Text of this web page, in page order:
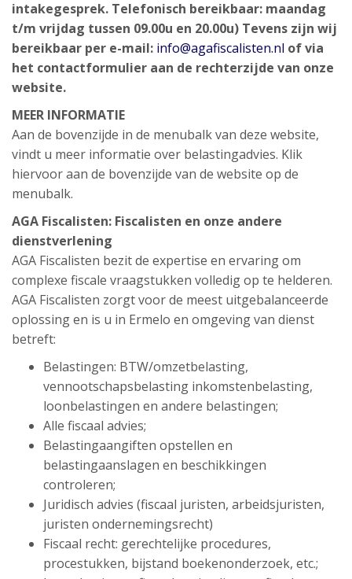
intakegesprek. Telefonisch bereikbaar: maandag
t/m vrijdag tussen 09.00u en 20.00u) Tevens zijn wij
bereikbaar per e-mail: info@agafiscalisten.nl of via
het contactformulier aan de rechterzijde van onze
website.
MEER INFORMATIE
Aan de bovenzijde in de menubalk van deze website,
vindt u meer informatie over belastingadvies. Klik
hiervoor aan de bovenzijde van de website op de
menubalk.
AGA Fiscalisten: Fiscalisten en onze andere
dienstverlening
AGA Fiscalisten bezit de expertise en ervaring om
complexe fiscale vraagstukken volledig op te helderen.
AGA Fiscalisten zorgt voor de meest uitgebalanceerde
oplossing en is u in Ermelo en omgeving van dienst
betreft:
Belastingen: BTW/omzetbelasting,
vennootschapsbelasting inkomstenbelasting,
loonbelastingen en andere belastingen;
Alle fiscaal advies;
Belastingaangiften opstellen en
belastingaanslagen en beschikkingen
controleren;
Juridisch advies (fiscaal juristen, arbeidsjuristen,
juristen ondernemingsrecht)
Fiscaal recht: gerechtelijke procedures,
procestukken, bijstand boekenonderzoek, etc.;